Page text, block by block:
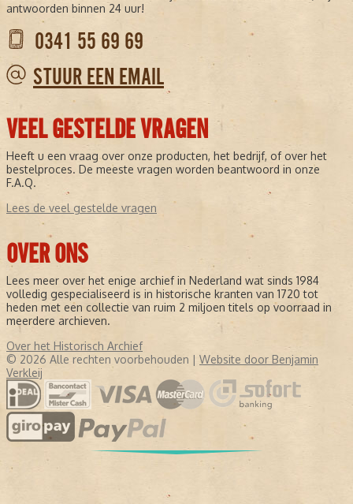
antwoorden binnen 24 uur!
0341 55 69 69
STUUR EEN EMAIL
VEEL GESTELDE VRAGEN
Heeft u een vraag over onze producten, het bedrijf, of over het
bestelproces. De meeste vragen worden beantwoord in onze
F.A.Q.
Lees de veel gestelde vragen
OVER ONS
Lees meer over het enige archief in Nederland wat sinds 1984
volledig gespecialiseerd is in historische kranten van 1720 tot
heden met een collectie van ruim 2 miljoen titels op voorraad in
meerdere archieven.
Over het Historisch Archief
© 2026 Alle rechten voorbehouden | Website door Benjamin
Verkleij